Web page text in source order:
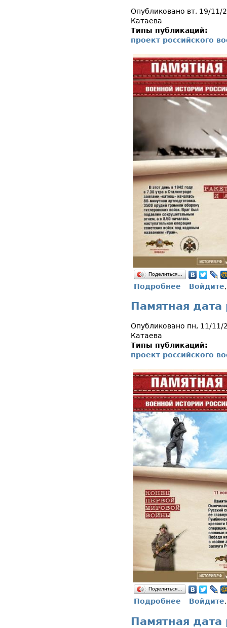
Опубликовано вт, 19/11/
Катаева
Типы публикаций:
проект российского
Поделиться…
Подробнее о Памятная
Войдите
Памятная дата
Опубликовано пн, 11/
Катаева
Типы публикаций:
проект российского
Поделиться…
Подробнее о Памятная
Войдите
Памятная дата